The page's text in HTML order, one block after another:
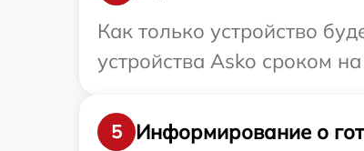
Как только устройство
устройства Asko сроком
5
Информирование о